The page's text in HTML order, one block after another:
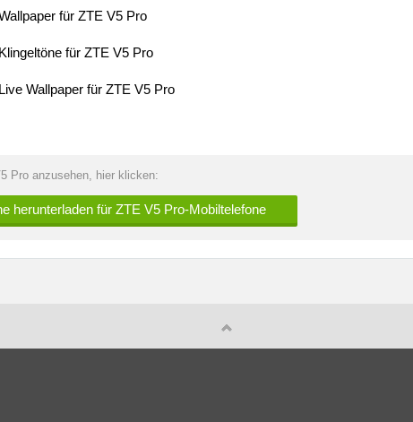
für ZTE V5 Pro
Klingeltöne für ZTE V5 Pro
Live Wallpaper für ZTE V5 Pro
Pro anzusehen, hier klicken:
herunterladen für ZTE V5 Pro-Mobiltelefone